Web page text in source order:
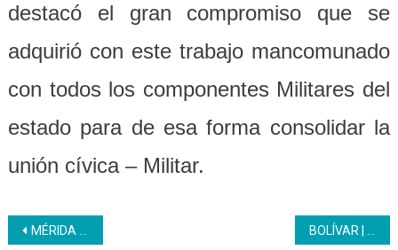
destacó el gran compromiso que se
adquirió con este trabajo mancomunado
con todos los componentes Militares del
estado para de esa forma consolidar la
unión cívica – Militar.
Navegación
MÉRIDA | Mesoneros egresan del Inces en Servicio de Comedor Básico